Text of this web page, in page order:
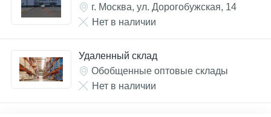
г. Москва, ул. Дорогобужская, 14
Нет в наличии
Удаленный склад
Обобщенные оптовые склады
Нет в наличии